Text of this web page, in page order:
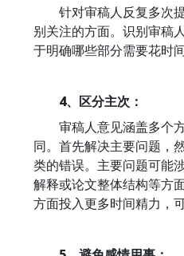
针对审稿人反复多次
别关注的方面。识别审稿
于明确哪些部分需要花时
4、区分主次：
审稿人意见涵盖多个方
同。首先解决主要问题，
类的错误。主要问题可能
解释或论文整体结构等方
方面投入更多时间精力，